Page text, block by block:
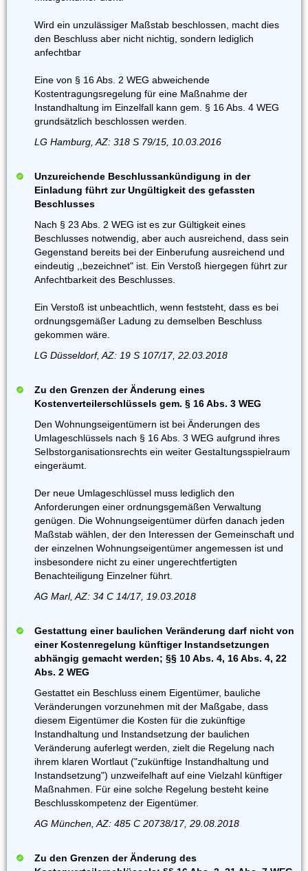
Wird ein unzulässiger Maßstab beschlossen, macht dies
den Beschluss aber nicht nichtig, sondern lediglich
anfechtbar
Eine von § 16 Abs. 2 WEG abweichende
Kostentragungsregelung für eine Maßnahme der
Instandhaltung im Einzelfall kann gem. § 16 Abs. 4 WEG
grundsätzlich beschlossen werden.
LG Hamburg, AZ: 318 S 79/15, 10.03.2016
Unzureichende Beschlussankündigung in der
Einladung führt zur Ungültigkeit des gefassten
Beschlusses
Nach § 23 Abs. 2 WEG ist es zur Gültigkeit eines
Beschlusses notwendig, aber auch ausreichend, dass sein
Gegenstand bereits bei der Einberufung ausreichend und
eindeutig ,,bezeichnet" ist. Ein Verstoß hiergegen führt zur
Anfechtbarkeit des Beschlusses.
Ein Verstoß ist unbeachtlich, wenn feststeht, dass es bei
ordnungsgemäßer Ladung zu demselben Beschluss
gekommen wäre.
LG Düsseldorf, AZ: 19 S 107/17, 22.03.2018
Zu den Grenzen der Änderung eines
Kostenverteilerschlüssels gem. § 16 Abs. 3 WEG
Den Wohnungseigentümern ist bei Änderungen des
Umlageschlüssels nach § 16 Abs. 3 WEG aufgrund ihres
SeIbstorganisationsrechts ein weiter GestaItungsspielraum
eingeräumt.
Der neue Umlageschlüssel muss lediglich den
Anforderungen einer ordnungsgemäßen Verwaltung
genügen. Die Wohnungseigentümer dürfen danach jeden
Maßstab wählen, der den Interessen der Gemeinschaft und
der einzelnen Wohnungseigentümer angemessen ist und
insbesondere nicht zu einer ungerechtfertigten
Benachteiligung Einzelner führt.
AG Marl, AZ: 34 C 14/17, 19.03.2018
Gestattung einer baulichen Veränderung darf nicht von
einer Kostenregelung künftiger Instandsetzungen
abhängig gemacht werden; §§ 10 Abs. 4, 16 Abs. 4, 22
Abs. 2 WEG
Gestattet ein Beschluss einem Eigentümer, bauliche
Veränderungen vorzunehmen mit der Maßgabe, dass
diesem Eigentümer die Kosten für die zukünftige
Instandhaltung und Instandsetzung der baulichen
Veränderung auferlegt werden, zielt die Regelung nach
ihrem klaren Wortlaut ("zukünftige Instandhaltung und
Instandsetzung") unzweifelhaft auf eine Vielzahl künftiger
Maßnahmen. Für eine solche Regelung besteht keine
Beschlusskompetenz der Eigentümer.
AG München, AZ: 485 C 20738/17, 29.08.2018
Zu den Grenzen der Änderung des